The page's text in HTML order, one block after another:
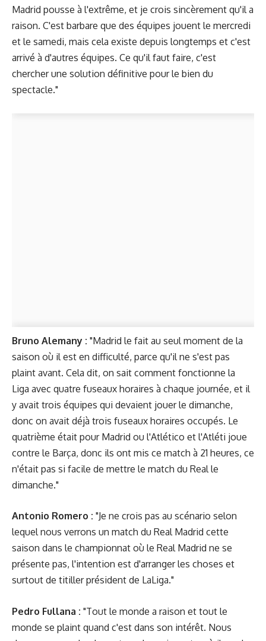
Madrid pousse à l'extrême, et je crois sincèrement qu'il a
raison. C'est barbare que des équipes jouent le mercredi
et le samedi, mais cela existe depuis longtemps et c'est
arrivé à d'autres équipes. Ce qu'il faut faire, c'est
chercher une solution définitive pour le bien du
spectacle."
Bruno Alemany : "Madrid le fait au seul moment de la
saison où il est en difficulté, parce qu'il ne s'est pas
plaint avant. Cela dit, on sait comment fonctionne la
Liga avec quatre fuseaux horaires à chaque journée, et il
y avait trois équipes qui devaient jouer le dimanche,
donc on avait déjà trois fuseaux horaires occupés. Le
quatrième était pour Madrid ou l'Atlético et l'Atléti joue
contre le Barça, donc ils ont mis ce match à 21 heures, ce
n'était pas si facile de mettre le match du Real le
dimanche."
Antonio Romero : "Je ne crois pas au scénario selon
lequel nous verrons un match du Real Madrid cette
saison dans le championnat où le Real Madrid ne se
présente pas, l'intention est d'arranger les choses et
surtout de titiller président de LaLiga."
Pedro Fullana : "Tout le monde a raison et tout le
monde se plaint quand c'est dans son intérêt. Nous